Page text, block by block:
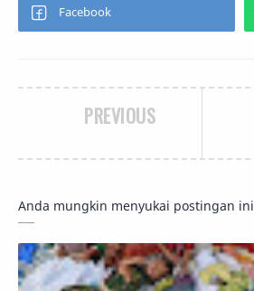
PREVIOUS
Anda mungkin menyukai postingan ini